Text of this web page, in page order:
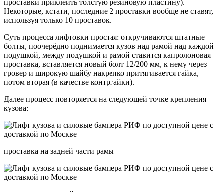
проставки приклеить толстую резиновую пластину).
Некоторые, кстати, последние 2 проставки вообще не ставят,
используя только 10 проставок.
Суть процесса лифтовки простая: откручиваются штатные
болты, поочерёдно поднимается кузов над рамой над каждой
подушкой, между подушкой и рамой ставится капролоновая
проставка, вставляется новый болт 12/200 мм, к нему через
гровер и широкую шайбу накрепко притягивается гайка,
потом вторая (в качестве контргайки).
Далее процесс повторяется на следующей точке крепления
кузова:
проставка на задней части рамы